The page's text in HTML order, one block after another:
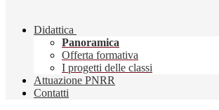
Didattica
Panoramica
Offerta formativa
I progetti delle classi
Attuazione PNRR
Contatti